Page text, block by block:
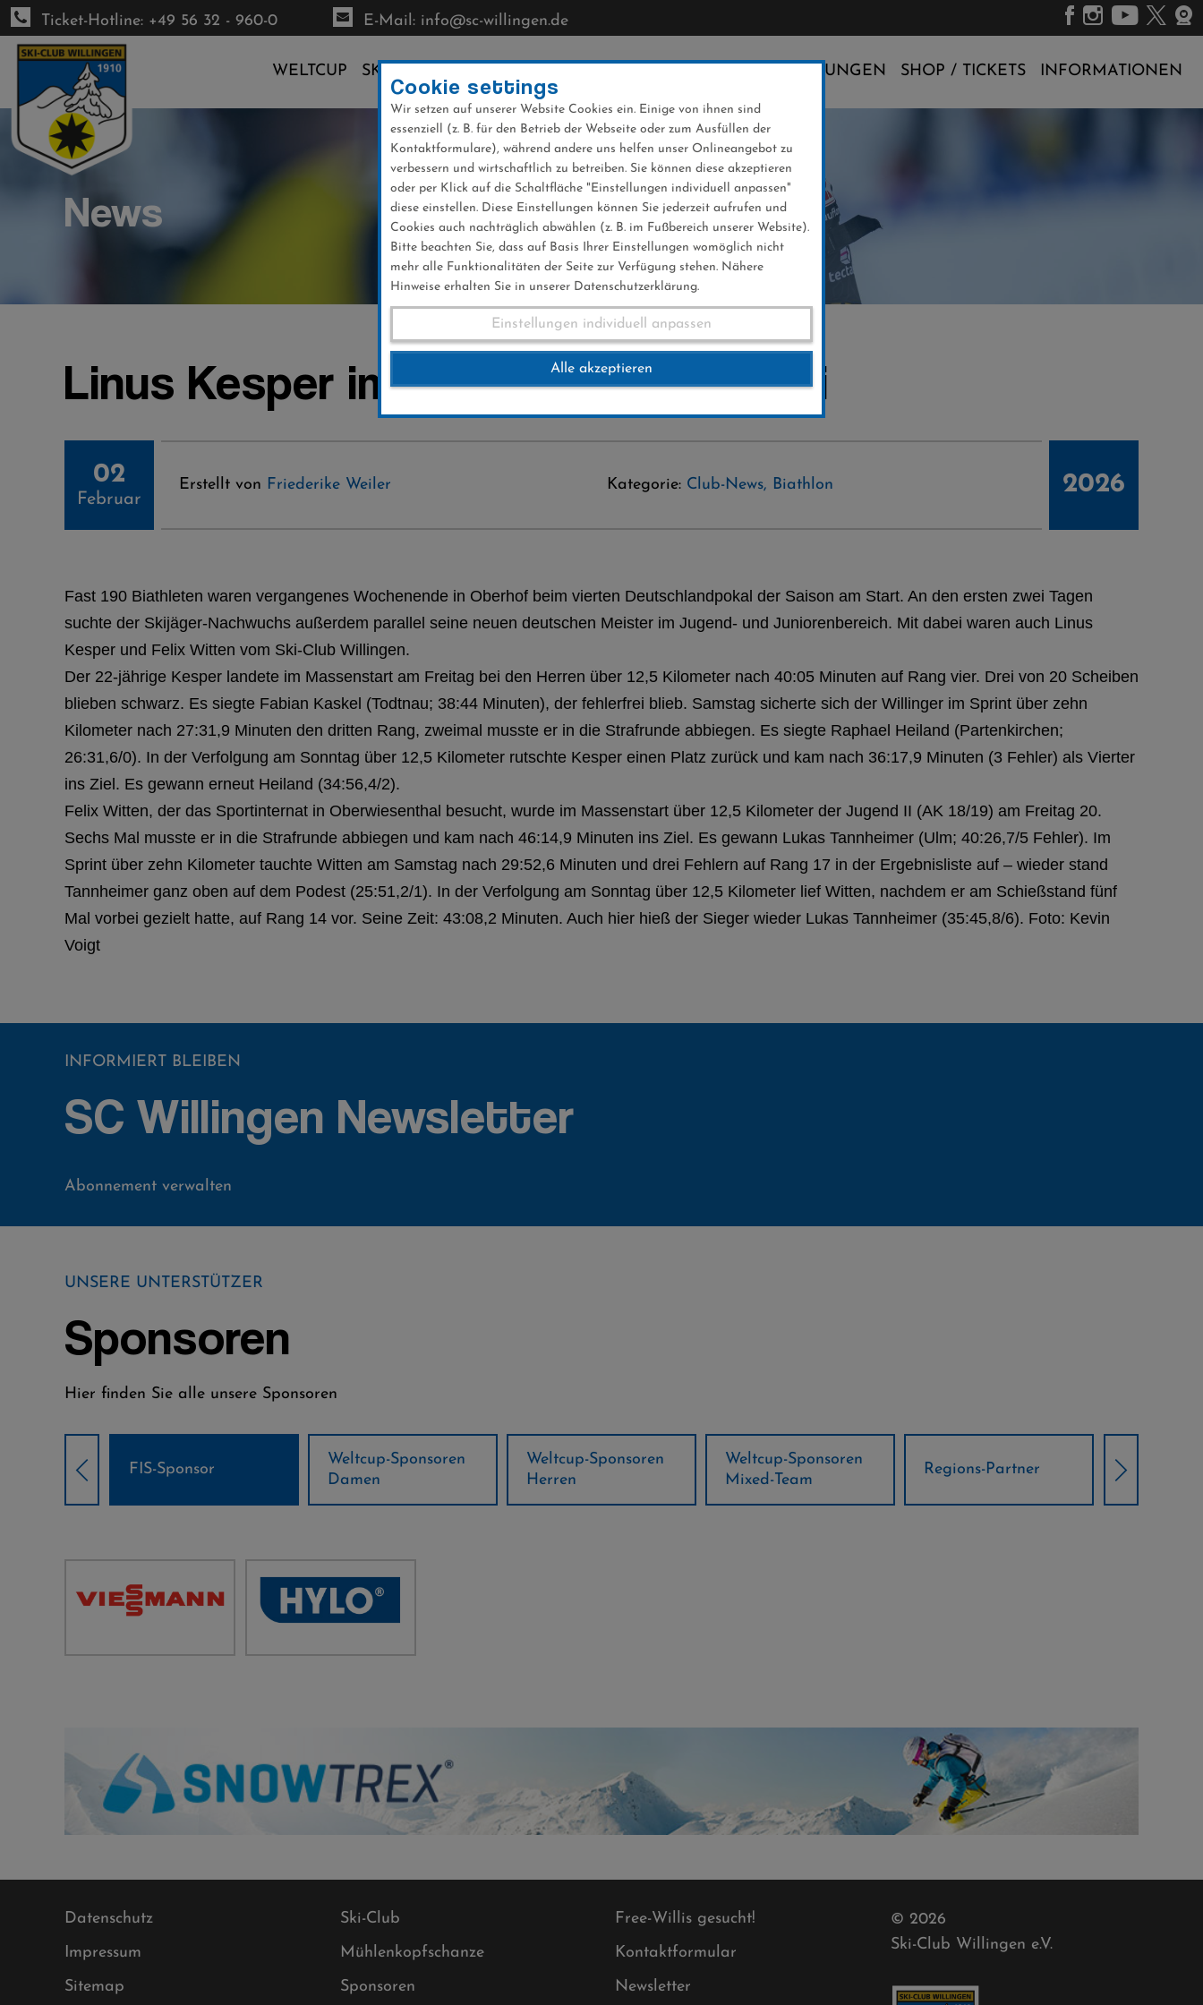
zum
Ticket-Hotline: +49 56 32 - 960-0 E-Mail: info@sc-willingen.de
WELTCUP SKI-CLUB VERANSTALTUNGEN SHOP / TICKETS INFORMATIONEN
News
Linus Kesper im Sprint auf Rang drei
02
Februar
Erstellt von Friederike Weiler Kategorie: Club-News, Biathlon 2026
Fast 190 Biathleten waren vergangenes Wochenende in Oberhof beim vierten Deutschlandpokal der Saison am Start. An den ersten zwei Tagen
suchte der Skijäger-Nachwuchs außerdem parallel seine neuen deutschen Meister im Jugend- und Juniorenbereich. Mit dabei waren auch Linus
Kesper und Felix Witten vom Ski-Club Willingen.
Der 22-jährige Kesper landete im Massenstart am Freitag bei den Herren über 12,5 Kilometer nach 40:05 Minuten auf Rang vier. Drei von 20 Scheiben
blieben schwarz. Es siegte Fabian Kaskel (Todtnau; 38:44 Minuten), der fehlerfrei blieb. Samstag sicherte sich der Willinger im Sprint über zehn
Kilometer nach 27:31,9 Minuten den dritten Rang, zweimal musste er in die Strafrunde abbiegen. Es siegte Raphael Heiland (Partenkirchen;
26:31,6/0). In der Verfolgung am Sonntag über 12,5 Kilometer rutschte Kesper einen Platz zurück und kam nach 36:17,9 Minuten (3 Fehler) als Vierter
ins Ziel. Es gewann erneut Heiland (34:56,4/2).
Felix Witten, der das Sportinternat in Oberwiesenthal besucht, wurde im Massenstart über 12,5 Kilometer der Jugend II (AK 18/19) am Freitag 20.
Sechs Mal musste er in die Strafrunde abbiegen und kam nach 46:14,9 Minuten ins Ziel. Es gewann Lukas Tannheimer (Ulm; 40:26,7/5 Fehler). Im
Sprint über zehn Kilometer tauchte Witten am Samstag nach 29:52,6 Minuten und drei Fehlern auf Rang 17 in der Ergebnisliste auf – wieder stand
Tannheimer ganz oben auf dem Podest (25:51,2/1). In der Verfolgung am Sonntag über 12,5 Kilometer lief Witten, nachdem er am Schießstand fünf
Mal vorbei gezielt hatte, auf Rang 14 vor. Seine Zeit: 43:08,2 Minuten. Auch hier hieß der Sieger wieder Lukas Tannheimer (35:45,8/6). Foto: Kevin
Voigt
Cookie settings
Wir setzen auf unserer Website Cookies ein. Einige von ihnen sind
essenziell (z. B. für den Betrieb der Webseite oder zum Ausfüllen der
Kontaktformulare), während andere uns helfen unser Onlineangebot zu
verbessern und wirtschaftlich zu betreiben. Sie können diese akzeptieren
oder per Klick auf die Schaltfläche "Einstellungen individuell anpassen"
diese einstellen. Diese Einstellungen können Sie jederzeit aufrufen und
Cookies auch nachträglich abwählen (z. B. im Fußbereich unserer Website).
Bitte beachten Sie, dass auf Basis Ihrer Einstellungen womöglich nicht
mehr alle Funktionalitäten der Seite zur Verfügung stehen. Nähere
Hinweise erhalten Sie in unserer Datenschutzerklärung.
Einstellungen individuell anpassen
Alle akzeptieren
INFORMIERT BLEIBEN
SC Willingen Newsletter
Abonnement verwalten
UNSERE UNTERSTÜTZER
Sponsoren
Hier finden Sie alle unsere Sponsoren
Weltcup-Sponsoren
Damen
Weltcup-Sponsoren
Herren
Weltcup-Sponsoren
Mixed-Team
Regions-Partner
Örtliche Weltcup-
Partner
Klima
Datenschutz
Impressum
Sitemap
Ski-Club
Mühlenkopfschanze
Sponsoren
Free-Willis gesucht!
Kontaktformular
Newsletter
© 2026
Ski-Club Willingen e.V.